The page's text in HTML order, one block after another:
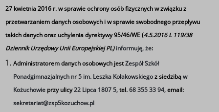
Informujemy, że z uwagi na złe warunki atmosferyczne -
próba sprawności fizycznej do klasy 1 z Oddziałem
Przygotowania Wojskowego odbędzie się w dniu
dzisiejszym na sali sportowej w Zespole Szkół
Ponadgimnazjalnych Nr 5 ul. 22 Lipca 1807 5 w
27 kwietnia 2016 r. w sprawie ochrony osób fizycznych w związku z
przetwarzaniem danych osobowych i w sprawie swobodnego przepływu
takich danych oraz uchylenia dyrektywy 95/46/WE (4.5.2016 L 119/38
Dziennik Urzędowy Unii Europejskiej PL)informuję, że:
Administratorem danych osobowych jestZespół Szkół
Ponadgimnazjalnych nr 5 im. Leszka Kołakowskiegoz siedzibąw
Kożuchowie przy ulicy22 Lipca 1807 5,tel.68 355 33 94,email:
sekretariat@zsp5kozuchow.pl